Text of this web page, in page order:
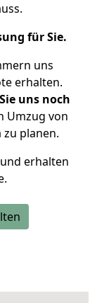
für Sie.
uns
erhalten.
uns noch
Umzug von
planen.
erhalten